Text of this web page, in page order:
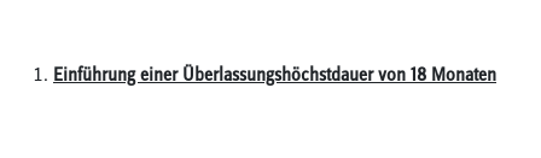
Einführung einer Überlassungshöchstdauer von 18 Monaten